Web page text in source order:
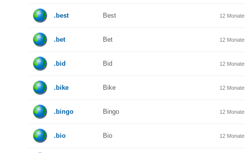
.best Best 12 Monate
.bet Bet 12 Monate
.bid Bid 12 Monate
.bike Bike 12 Monate
.bingo Bingo 12 Monate
.bio Bio 12 Monate